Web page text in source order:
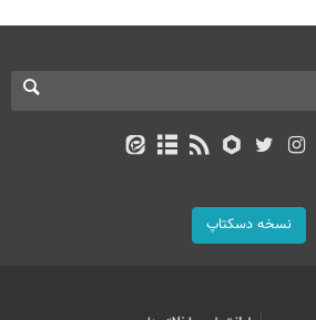
نسخه دسکتاپ